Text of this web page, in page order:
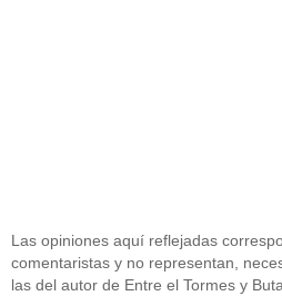
Las opiniones aquí reflejadas
comentaristas y no representan,
las del autor de Entre el Tormes y